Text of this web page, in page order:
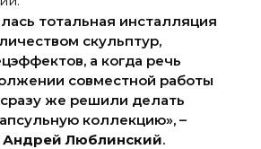
тотальная инсталляция
скульптур,
а когда речь
совместной работы
сразу же решили делать
коллекцию», –
Андрей Люблинский.